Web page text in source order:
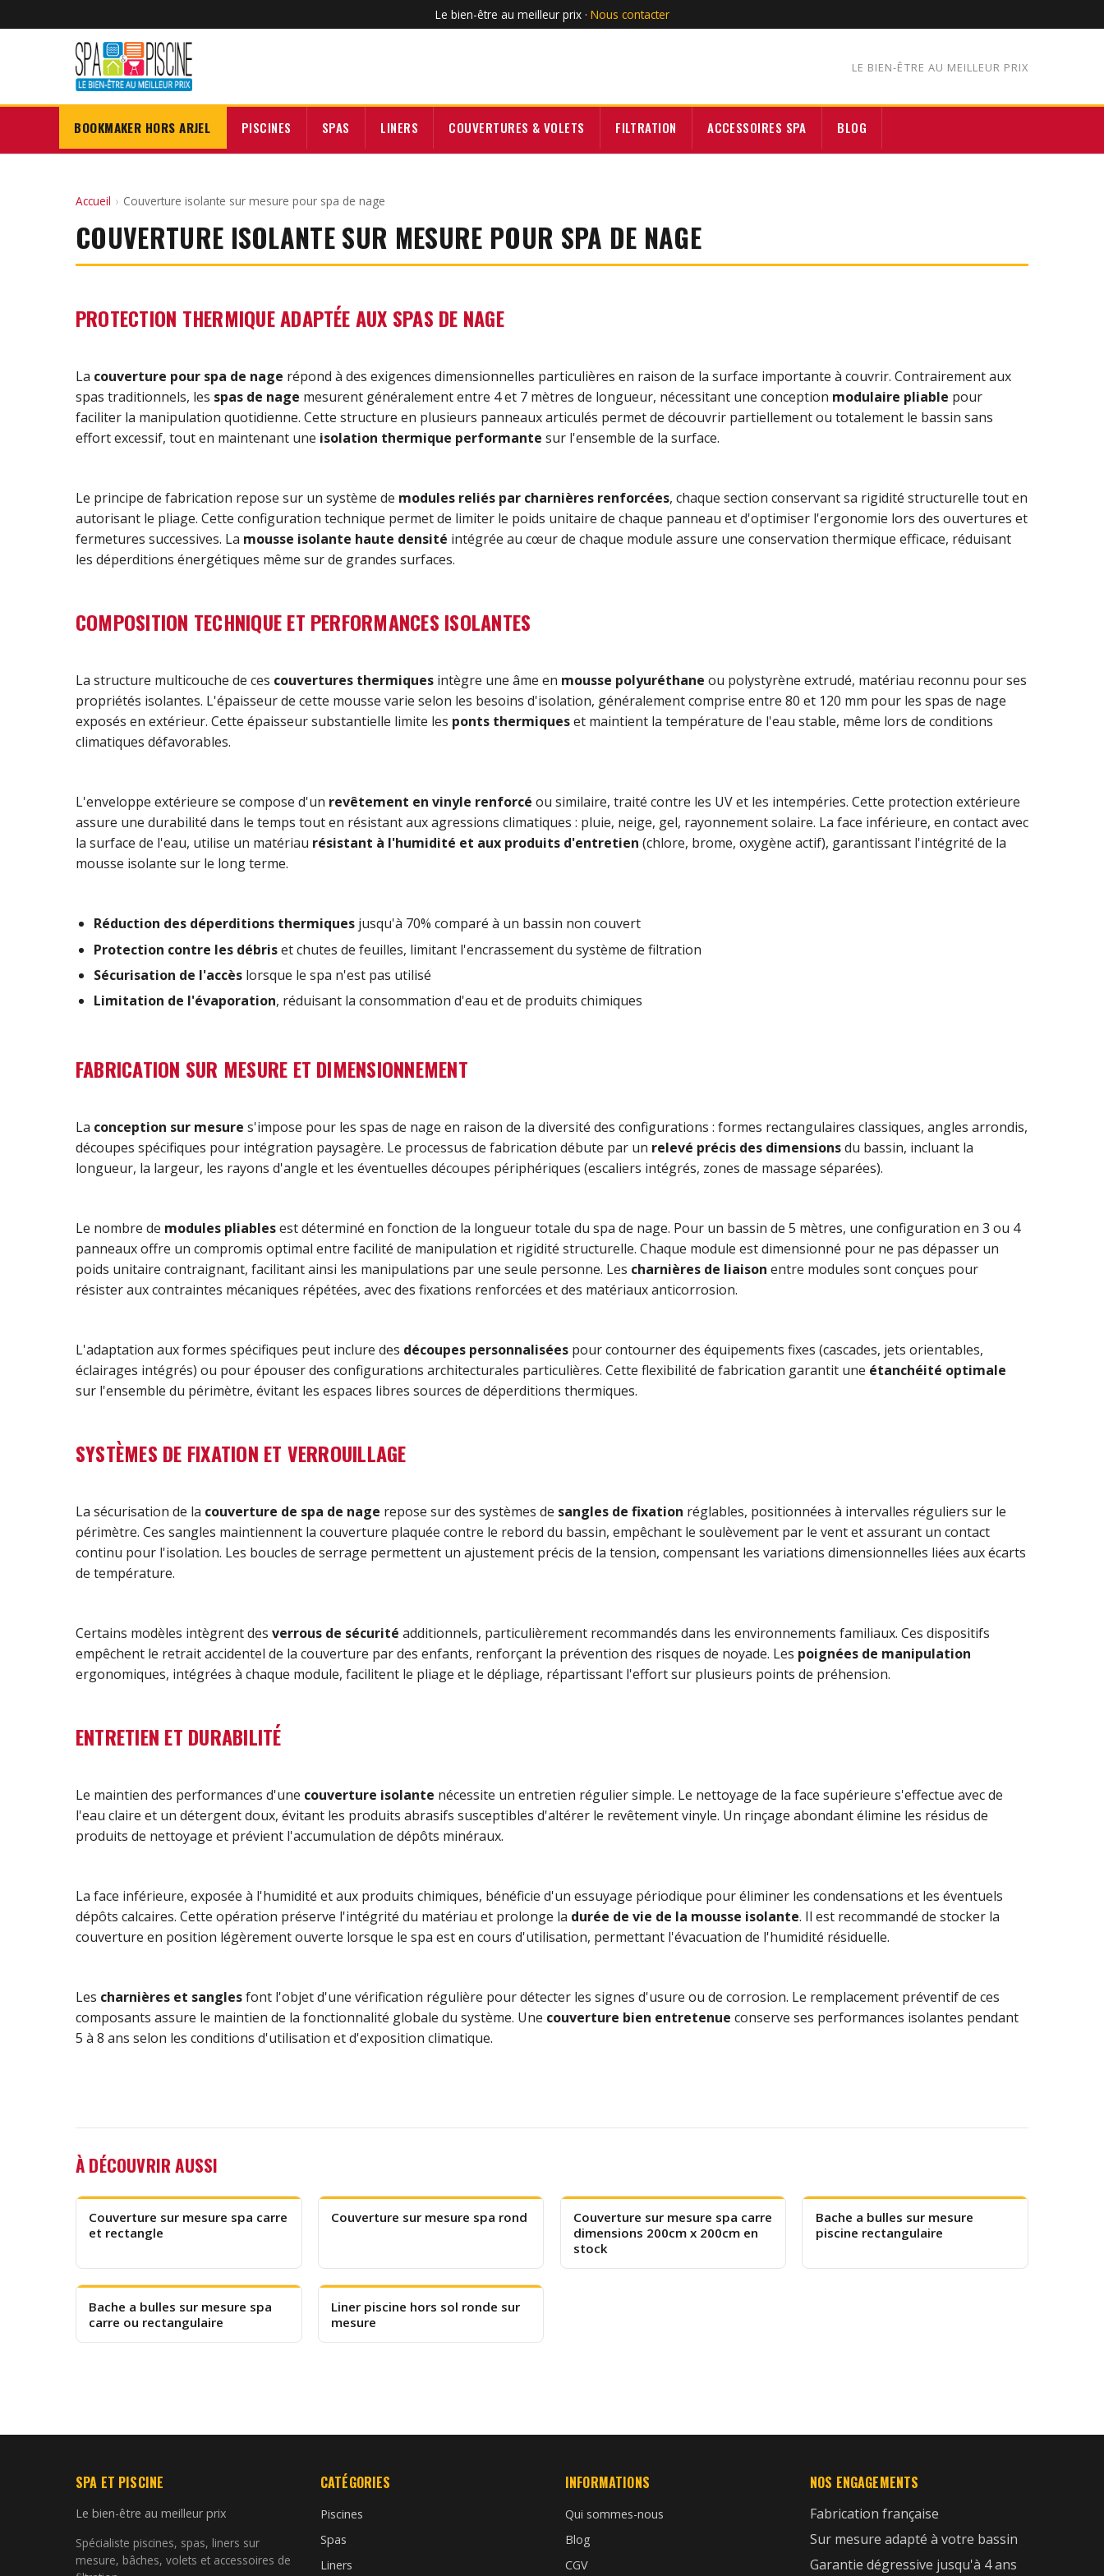
Le bien-être au meilleur prix · Nous contacter
LE BIEN-ÊTRE AU MEILLEUR PRIX
BOOKMAKER HORS ARJEL PISCINES SPAS LINERS COUVERTURES & VOLETS FILTRATION ACCESSOIRES SPA BLOG
Accueil › Couverture isolante sur mesure pour spa de nage
COUVERTURE ISOLANTE SUR MESURE POUR SPA DE NAGE
PROTECTION THERMIQUE ADAPTÉE AUX SPAS DE NAGE
La couverture pour spa de nage répond à des exigences dimensionnelles particulières en raison de la surface importante à couvrir. Contrairement aux
spas traditionnels, les spas de nage mesurent généralement entre 4 et 7 mètres de longueur, nécessitant une conception modulaire pliable pour
faciliter la manipulation quotidienne. Cette structure en plusieurs panneaux articulés permet de découvrir partiellement ou totalement le bassin sans
effort excessif, tout en maintenant une isolation thermique performante sur l'ensemble de la surface.
Le principe de fabrication repose sur un système de modules reliés par charnières renforcées, chaque section conservant sa rigidité structurelle tout en
autorisant le pliage. Cette configuration technique permet de limiter le poids unitaire de chaque panneau et d'optimiser l'ergonomie lors des ouvertures et
fermetures successives. La mousse isolante haute densité intégrée au cœur de chaque module assure une conservation thermique efficace, réduisant
les déperditions énergétiques même sur de grandes surfaces.
COMPOSITION TECHNIQUE ET PERFORMANCES ISOLANTES
La structure multicouche de ces couvertures thermiques intègre une âme en mousse polyuréthane ou polystyrène extrudé, matériau reconnu pour ses
propriétés isolantes. L'épaisseur de cette mousse varie selon les besoins d'isolation, généralement comprise entre 80 et 120 mm pour les spas de nage
exposés en extérieur. Cette épaisseur substantielle limite les ponts thermiqueset maintient la température de l'eau stable, même lors de conditions
climatiques défavorables.
L'enveloppe extérieure se compose d'un revêtement en vinyle renforcé ou similaire, traité contre les UV et les intempéries. Cette protection extérieure
assure une durabilité dans le temps tout en résistant aux agressions climatiques : pluie, neige, gel, rayonnement solaire. La face inférieure, en contact avec
la surface de l'eau, utilise un matériau résistant à l'humidité et aux produits d'entretien (chlore, brome, oxygène actif), garantissant l'intégrité de la
mousse isolante sur le long terme.
Réduction des déperditions thermiques jusqu'à 70% comparé à un bassin non couvert
Protection contre les débriset chutes de feuilles, limitant l'encrassement du système de filtration
Sécurisation de l'accès lorsque le spa n'est pas utilisé
Limitation de l'évaporation, réduisant la consommation d'eau et de produits chimiques
FABRICATION SUR MESURE ET DIMENSIONNEMENT
La conception sur mesure s'impose pour les spas de nage en raison de la diversité des configurations : formes rectangulaires classiques, angles arrondis,
découpes spécifiques pour intégration paysagère. Le processus de fabrication débute par un relevé précis des dimensionsdu bassin, incluant la
longueur, la largeur, les rayons d'angle et les éventuelles découpes périphériques (escaliers intégrés, zones de massage séparées).
Le nombre de modules pliablesest déterminé en fonction de la longueur totale du spa de nage. Pour un bassin de 5 mètres, une configuration en 3 ou 4
panneaux offre un compromis optimal entre facilité de manipulation et rigidité structurelle. Chaque module est dimensionné pour ne pas dépasser un
poids unitaire contraignant, facilitant ainsi les manipulations par une seule personne. Les charnières de liaison entre modules sont conçues pour
résister aux contraintes mécaniques répétées, avec des fixations renforcées et des matériaux anticorrosion.
L'adaptation aux formes spécifiques peut inclure des découpes personnalisées pour contourner des équipements fixes (cascades, jets orientables,
éclairages intégrés) ou pour épouser des configurations architecturales particulières. Cette flexibilité de fabrication garantit une étanchéité optimale
sur l'ensemble du périmètre, évitant les espaces libres sources de déperditions thermiques.
SYSTÈMES DE FIXATION ET VERROUILLAGE
La sécurisation de la couverture de spa de nage repose sur des systèmes de sangles de fixation réglables, positionnées à intervalles réguliers sur le
périmètre. Ces sangles maintiennent la couverture plaquée contre le rebord du bassin, empêchant le soulèvement par le vent et assurant un contact
continu pour l'isolation. Les boucles de serrage permettent un ajustement précis de la tension, compensant les variations dimensionnelles liées aux écarts
de température.
Certains modèles intègrent des verrous de sécurité additionnels, particulièrement recommandés dans les environnements familiaux. Ces dispositifs
empêchent le retrait accidentel de la couverture par des enfants, renforçant la prévention des risques de noyade. Les poignées de manipulation
ergonomiques, intégrées à chaque module, facilitent le pliage et le dépliage, répartissant l'effort sur plusieurs points de préhension.
ENTRETIEN ET DURABILITÉ
Le maintien des performances d'une couverture isolante nécessite un entretien régulier simple. Le nettoyage de la face supérieure s'effectue avec de
l'eau claire et un détergent doux, évitant les produits abrasifs susceptibles d'altérer le revêtement vinyle. Un rinçage abondant élimine les résidus de
produits de nettoyage et prévient l'accumulation de dépôts minéraux.
La face inférieure, exposée à l'humidité et aux produits chimiques, bénéficie d'un essuyage périodique pour éliminer les condensations et les éventuels
dépôts calcaires. Cette opération préserve l'intégrité du matériau et prolonge la durée de vie de la mousse isolante. Il est recommandé de stocker la
couverture en position légèrement ouverte lorsque le spa est en cours d'utilisation, permettant l'évacuation de l'humidité résiduelle.
Les charnières et sanglesfont l'objet d'une vérification régulière pour détecter les signes d'usure ou de corrosion. Le remplacement préventif de ces
composants assure le maintien de la fonctionnalité globale du système. Une couverture bien entretenue conserve ses performances isolantes pendant
5 à 8 ans selon les conditions d'utilisation et d'exposition climatique.
À DÉCOUVRIR AUSSI
Couverture sur mesure spa carre
et rectangle
Couverture sur mesure spa rond
Couverture sur mesure spa carre
dimensions 200cm x 200cm en
stock
Bache a bulles sur mesure
piscine rectangulaire
Bache a bulles sur mesure spa
carre ou rectangulaire
Liner piscine hors sol ronde sur
mesure
SPA ET PISCINE
Le bien-être au meilleur prix
Spécialiste piscines, spas, liners sur
mesure, bâches, volets et accessoires de
CATÉGORIES
Piscines
Spas
Liners
INFORMATIONS
Qui sommes-nous
Blog
CGV
NOS ENGAGEMENTS
Fabrication française
Sur mesure adapté à votre bassin
Garantie dégressive jusqu'à 4 ans